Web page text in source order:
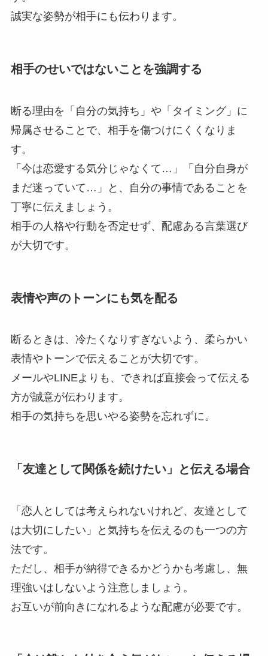
誠実な姿勢が相手にも伝わります。
相手のせいではないことを強調する
断る理由を「自分の気持ち」や「タイミング」に
帰属させることで、相手を傷つけにくくなりま
す。
「今は恋愛する気分じゃなくて…」「自分自身が
まだ迷っていて…」と、自分の事情であることを
丁寧に伝えましょう。
相手の人格や行動を否定せず、配慮ある言葉選び
が大切です。
表情や声のトーンにも気を配る
断るときは、冷たくなりすぎないよう、柔らかい
表情やトーンで伝えることが大切です。
メールやLINEよりも、できれば直接会って伝える
方が誠意が伝わります。
相手の気持ちを思いやる姿勢を忘れずに。
「友達として関係を続けたい」と伝える場合
「恋人としては考えられないけれど、友達として
は大切にしたい」と気持ちを伝えるのも一つの方
法です。
ただし、相手が納得できるかどうかも考慮し、無
理強いはしないよう注意しましょう。
お互いが前向きになれるような配慮が必要です。